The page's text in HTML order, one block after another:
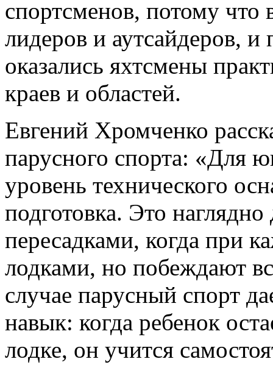
спортсменов, потому
лидеров и аутсайдеров, и
оказались яхтсмены
краев и областей.
Евгений Хромченко
парусного спорта: «Для
уровень технического
подготовка. Это
пересадками, когда при
лодками, но побеждают
случае парусный спорт
навык: когда ребенок
лодке, он учится